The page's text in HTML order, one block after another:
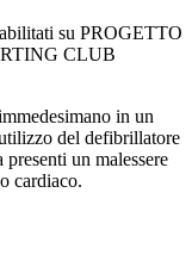
su PROGETTO
CLUB
in un
del defibrillatore
presenti un malessere
cardiaco.